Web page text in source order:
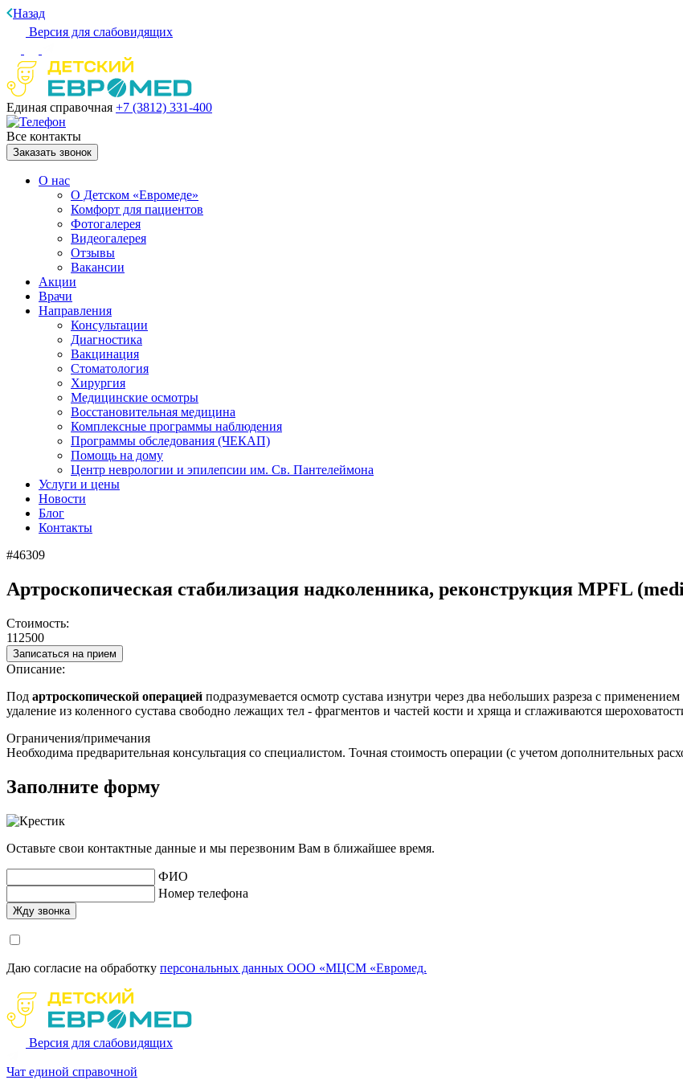
Назад
Версия для слабовидящих
Единая справочная +7 (3812) 331-400
Все контакты
Заказать звонок
О нас
О Детском «Евромеде»
Комфорт для пациентов
Фотогалерея
Видеогалерея
Отзывы
Вакансии
Акции
Врачи
Направления
Консультации
Диагностика
Вакцинация
Стоматология
Хирургия
Медицинские осмотры
Восстановительная медицина
Комплексные программы наблюдения
Программы обследования (ЧЕКАП)
Помощь на дому
Центр неврологии и эпилепсии им. Св. Пантелеймона
Услуги и цены
Новости
Блог
Контакты
#46309
Артроскопическая стабилизация надколенника, реконструкция MPFL
Стоимость:
112500
Записаться на прием
Описание:
Под артроскопической операцией подразумевается осмотр сустава изнутри через два небольших разреза с
удаление из коленного сустава свободно лежащих тел - фрагментов и частей кости и хряща и сглаживаются
Ограничения/примечания
Необходима предварительная консультация со специалистом. Точная стоимость операции (с учетом дополнительных
Заполните форму
Оставьте свои контактные данные и мы перезвоним Вам в ближайшее время.
ФИО
Номер телефона
Даю согласие на обработку персональных данных ООО «МЦСМ «Евромед.
Версия для слабовидящих
Чат единой справочной